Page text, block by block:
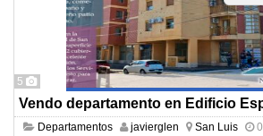
5
Vendo departamento en Edificio
Departamentos javierglen San Luis